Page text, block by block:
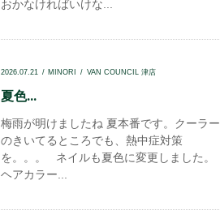
おかなければいけな...
2026.07.21 MINORI VAN COUNCIL 津店
夏色...
梅雨が明けましたね 夏本番です。クーラー
のきいてるところでも、熱中症対策
を。。。 ネイルも夏色に変更しました。
ヘアカラー...